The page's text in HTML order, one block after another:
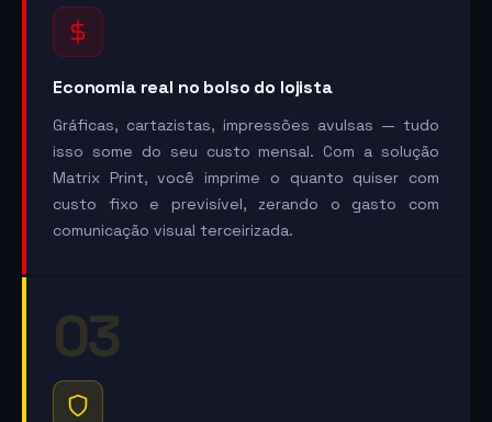
Economia real no bolso do lojista
Gráficas, cartazistas, impressões avulsas — tudo
isso some do seu custo mensal. Com a solução
Matrix Print, você imprime o quanto quiser com
custo fixo e previsível, zerando o gasto com
comunicação visual terceirizada.
03